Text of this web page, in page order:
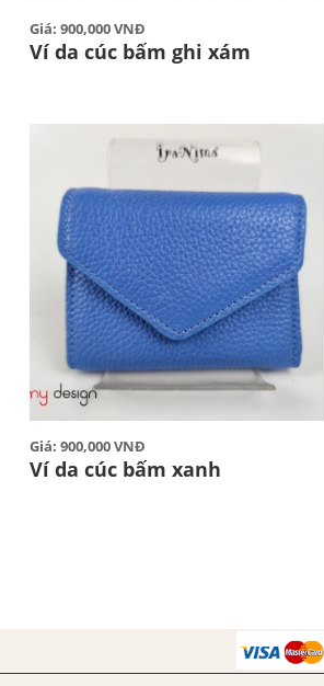
Giá: 900,000 VNĐ
Ví da cúc bấm ghi xám
Giá: 900,000 VNĐ
Ví da cúc bấm xanh